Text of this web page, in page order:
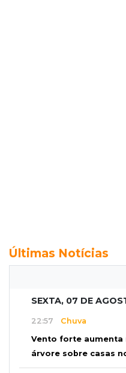
Últimas Notícias
SEXTA, 07 DE
22:57 Chuva
Vento forte aumenta
árvore sobre casas